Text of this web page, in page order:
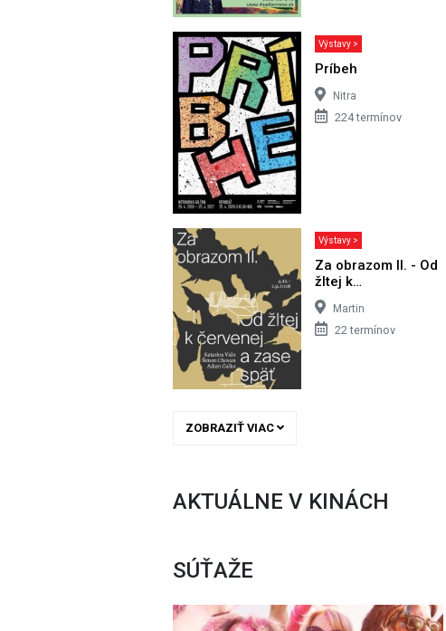
Výstavy >
Príbeh
Nitra
224 termínov
Výstavy >
Za obrazom II. - Od
žltej k…
Martin
22 termínov
ZOBRAZIŤ VIAC
AKTUÁLNE V KINÁCH
SÚŤAŽE